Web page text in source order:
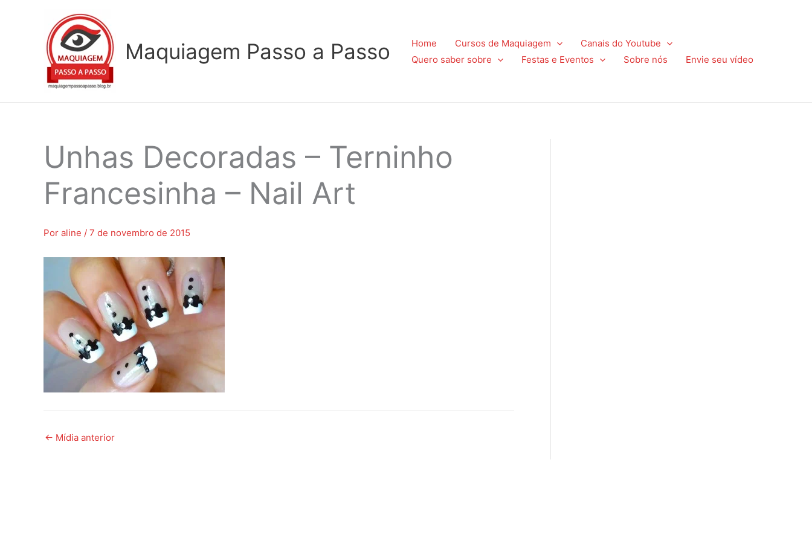
Maquiagem Passo a Passo Home Cursos de Maquiagem
Canais do Youtube
Quero saber sobre
Festas e Eventos Sobre nós Envie seu vídeo
Unhas Decoradas – Terninho
Francesinha – Nail Art
Por aline / 7 de novembro de 2015
← Mídia anterior